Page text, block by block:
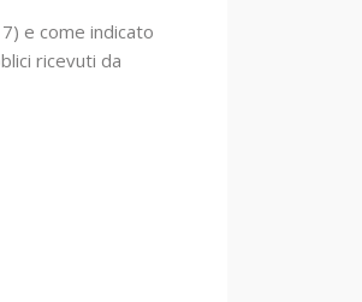
e come indicato
ricevuti da